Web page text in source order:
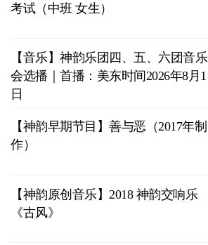
考试（中班 女生）
【音乐】神韵乐团四、五、六团音乐
会选播｜首播：美东时间2026年8月1
日
【神韵早期节目】善与恶（2017年制
作）
【神韵原创音乐】2018 神韵交响乐
《古风》